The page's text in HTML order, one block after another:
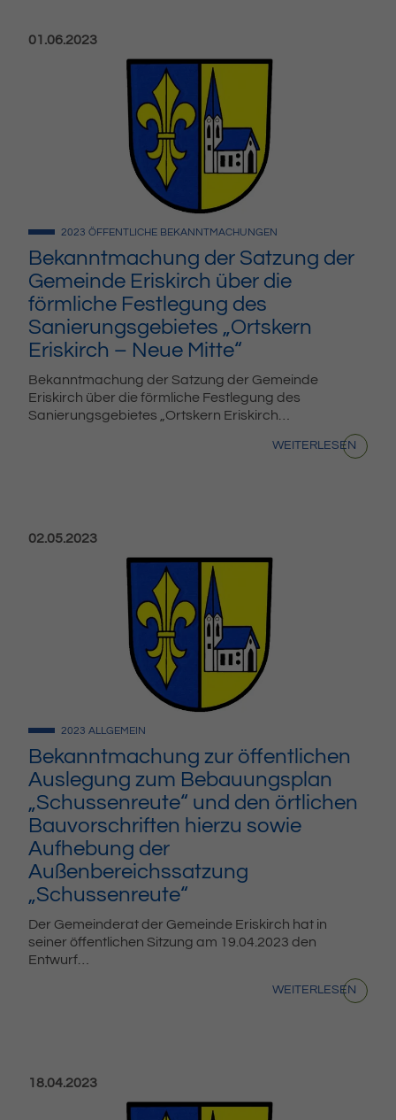
Veröffentlicht am:
01.06.2023
Bekanntmachung der Satzung der
Gemeinde Eriskirch über die
förmliche Festlegung des
Sanierungsgebietes „Ortskern
Eriskirch – Neue Mitte“
2023 ÖFFENTLICHE BEKANNTMACHUNGEN
Bekanntmachung der Satzung der Gemeinde
Eriskirch über die förmliche Festlegung des
Sanierungsgebietes „Ortskern Eriskirch…
WEITERLESEN
Veröffentlicht am:
02.05.2023
Bekanntmachung zur öffentlichen
Auslegung zum Bebauungsplan
„Schussenreute“ und den örtlichen
Bauvorschriften hierzu sowie
Aufhebung der
Außenbereichssatzung
„Schussenreute“
2023 ALLGEMEIN
Der Gemeinderat der Gemeinde Eriskirch hat in
seiner öffentlichen Sitzung am 19.04.2023 den
Entwurf…
WEITERLESEN
Veröffentlicht am:
18.04.2023